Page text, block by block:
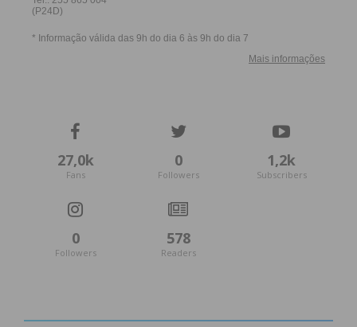
27,0k
Fans
0
Followers
1,2k
Subscribers
0
Followers
578
Readers